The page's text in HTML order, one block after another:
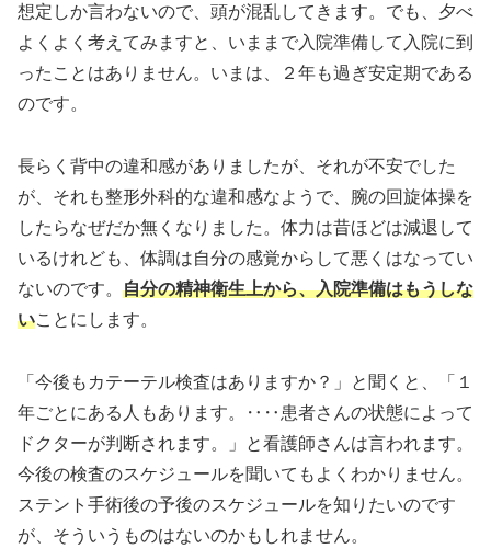
想定しか言わないので、頭が混乱してきます。でも、夕べ
よくよく考えてみますと、いままで入院準備して入院に到
ったことはありません。いまは、２年も過ぎ安定期である
のです。
長らく背中の違和感がありましたが、それが不安でした
が、それも整形外科的な違和感なようで、腕の回旋体操を
したらなぜだか無くなりました。体力は昔ほどは減退して
いるけれども、体調は自分の感覚からして悪くはなってい
ないのです。 自分の精神衛生上から、入院準備はもうしな
いことにします。
「今後もカテーテル検査はありますか？」と聞くと、「１
年ごとにある人もあります。‥‥患者さんの状態によって
ドクターが判断されます。」と看護師さんは言われます。
今後の検査のスケジュールを聞いてもよくわかりません。
ステント手術後の予後のスケジュールを知りたいのです
が、そういうものはないのかもしれません。